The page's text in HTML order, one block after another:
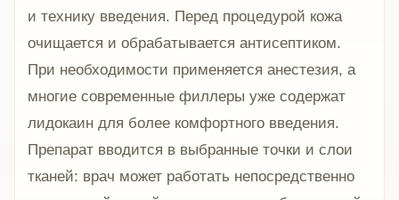
и технику введения. Перед процедурой кожа
очищается и обрабатывается антисептиком.
При необходимости применяется анестезия, а
многие современные филлеры уже содержат
лидокаин для более комфортного введения.
Препарат вводится в выбранные точки и слои
тканей: врач может работать непосредственно